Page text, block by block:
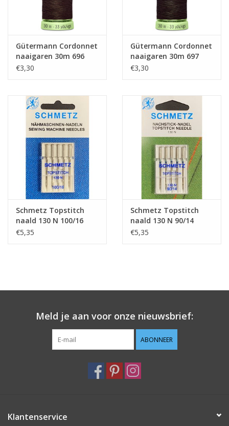
Gütermann Cordonnet
naaigaren 30m 696
€3,30
Gütermann Cordonnet
naaigaren 30m 697
€3,30
Schmetz Topstitch
naald 130 N 100/16
€5,35
Schmetz Topstitch
naald 130 N 90/14
€5,35
Meld je aan voor onze nieuwsbrief:
ABONNEER
Klantenservice